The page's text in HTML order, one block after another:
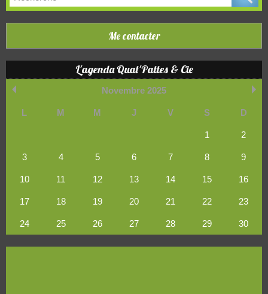
Me contacter
L'agenda Quat'Pattes & Cie
Novembre 2025
L M M J V S D
1 2
3 4 5 6 7 8 9
10 11 12 13 14 15 16
17 18 19 20 21 22 23
24 25 26 27 28 29 30